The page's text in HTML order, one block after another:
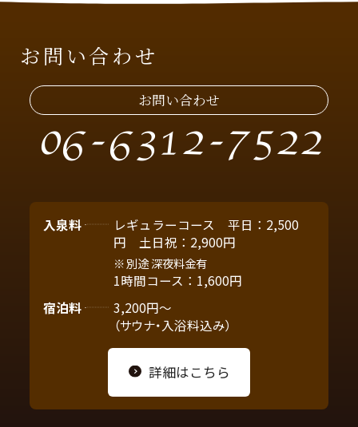
お問い合わせ
お問い合わせ
06-6312-7522
入泉料
レギュラーコース 平日：2,500
円 土日祝：2,900円
別途 深夜料金有
1時間コース：1,600円
宿泊料
3,200円～
（サウナ・入浴料込み）
詳細はこちら